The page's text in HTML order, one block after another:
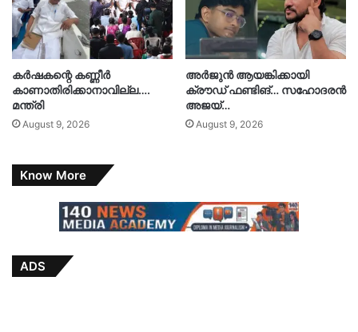
കർഷകന്റെ കണ്ണീർ
കാണാതിരിക്കാനാവില്ല….
മന്ത്രി
August 9, 2026
അർജുൻ ആയങ്കിക്കായി
ക്രൗഡ് ഫണ്ടിങ്… സഹോദരൻ
അജയ്…
August 9, 2026
Know More
ADS